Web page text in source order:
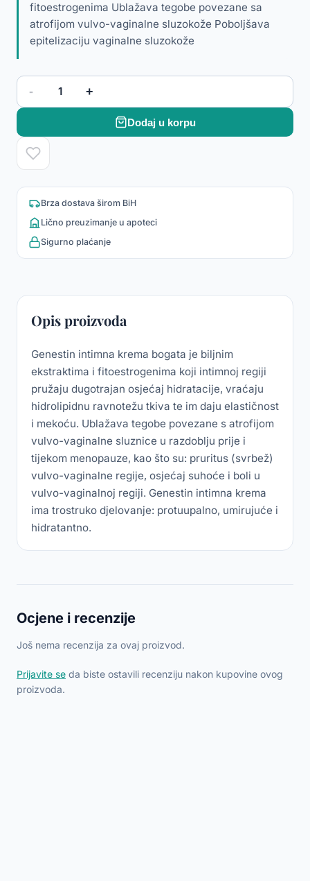
fitoestrogenima Ublažava tegobe povezane sa
atrofijom vulvo-vaginalne sluzokože Poboljšava
epitelizaciju vaginalne sluzokože
- 1 +
Dodaj u korpu
Brza dostava širom BiH
Lično preuzimanje u apoteci
Sigurno plaćanje
Opis proizvoda
Genestin intimna krema bogata je biljnim
ekstraktima i fitoestrogenima koji intimnoj regiji
pružaju dugotrajan osjećaj hidratacije, vraćaju
hidrolipidnu ravnotežu tkiva te im daju elastičnost
i mekoću. Ublažava tegobe povezane s atrofijom
vulvo-vaginalne sluznice u razdoblju prije i
tijekom menopauze, kao što su: pruritus (svrbež)
vulvo-vaginalne regije, osjećaj suhoće i boli u
vulvo-vaginalnoj regiji. Genestin intimna krema
ima trostruko djelovanje: protuupalno, umirujuće i
hidratantno.
Ocjene i recenzije
Još nema recenzija za ovaj proizvod.
Prijavite se da biste ostavili recenziju nakon kupovine ovog
proizvoda.